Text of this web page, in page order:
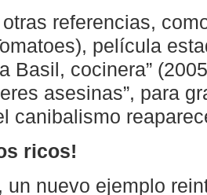
referencias,
película
Basil, cocinera”
asesinas”, para
canibalismo
ricos!
un nuevo ejemplo